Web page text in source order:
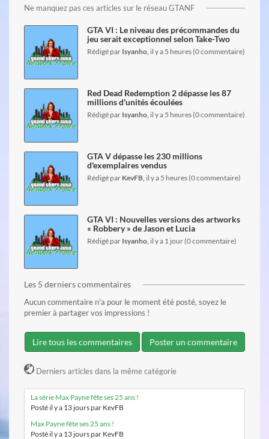
Ne manquez pas ces articles sur le réseau GTANF
lire l'article
GTA VI : Le niveau des précommandes du
jeu serait exceptionnel selon Take-Two
Rédigé par Isyanho, il y a 5 heures (0 commentaire)
lire l'article
Red Dead Redemption 2 dépasse les 87
millions d'unités écoulées
Rédigé par Isyanho, il y a 5 heures (0 commentaire)
lire l'article
GTA V dépasse les 230 millions
d'exemplaires vendus
Rédigé par KevFB, il y a 5 heures (0 commentaire)
lire l'article
GTA VI : Nouvelles versions des artworks
« Robbery » de Jason et Lucia
Rédigé par Isyanho, il y a 1 jour (0 commentaire)
Les 5 derniers commentaires
Aucun commentaire n'a pour le moment été posté, soyez le
premier à partager vos impressions !
Lire tous les commentaires Poster un commentaire
Derniers articles dans la même catégorie
La série Max Payne fête ses 25 ans !
Posté il y a 13 jours par KevFB
Max Payne fête ses 25 ans !
Posté il y a 13 jours par KevFB